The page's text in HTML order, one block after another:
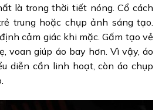
là trong thời tiết nóng. Cổ cách
trung hoặc chụp ảnh sáng tạo.
cảm giác khi mặc. Gấm tạo vẻ
voan giúp áo bay hơn. Vì vậy, áo
diễn cần linh hoạt, còn áo chụp